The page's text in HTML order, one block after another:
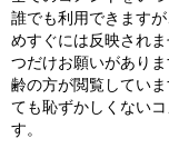
誰でも利用できます
めすぐには反映され
つだけお願いがあり
齢の方が閲覧してい
ても恥ずかしくない
す。